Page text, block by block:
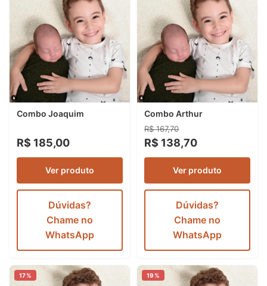
Combo Joaquim
R$ 185,00
Ver produto
Dúvidas?
Chame no
WhatsApp
Combo Arthur
R$ 167,70
R$ 138,70
Ver produto
Dúvidas?
Chame no
WhatsApp
17% 19%